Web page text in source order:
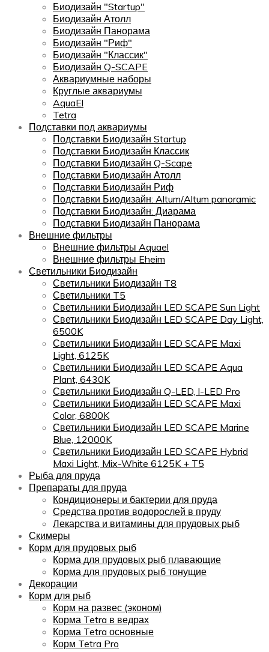
Биодизайн "Startup"
Биодизайн Атолл
Биодизайн Панорама
Биодизайн "Риф"
Биодизайн "Классик"
Биодизайн Q-SCAPE
Аквариумные наборы
Круглые аквариумы
AquaEl
Tetra
Подставки под аквариумы
Подставки Биодизайн Startup
Подставки Биодизайн Классик
Подставки Биодизайн Q-Scape
Подставки Биодизайн Атолл
Подставки Биодизайн Риф
Подставки Биодизайн: Altum/Altum panoramic
Подставки Биодизайн: Диарама
Подставки Биодизайн Панорама
Внешние фильтры
Внешние фильтры Aquael
Внешние фильтры Eheim
Светильники Биодизайн
Светильники Биодизайн T8
Светильники T5
Светильники Биодизайн LED SCAPE Sun Light
Светильники Биодизайн LED SCAPE Day Light,
6500K
Светильники Биодизайн LED SCAPE Maxi
Light, 6125K
Светильники Биодизайн LED SCAPE Aqua
Plant, 6430K
Светильники Биодизайн Q-LED, I-LED Pro
Светильники Биодизайн LED SCAPE Maxi
Color, 6800K
Светильники Биодизайн LED SCAPE Marine
Blue, 12000K
Светильники Биодизайн LED SCAPE Hybrid
Maxi Light, Mix-White 6125K + T5
Рыба для пруда
Препараты для пруда
Кондиционеры и бактерии для пруда
Средства против водорослей в пруду
Лекарства и витамины для прудовых рыб
Скимеры
Корм для прудовых рыб
Корма для прудовых рыб плавающие
Корма для прудовых рыб тонущие
Декорации
Корм для рыб
Корм на развес (эконом)
Корма Tetra в ведрах
Корма Tetra основные
Корм Tetra Pro